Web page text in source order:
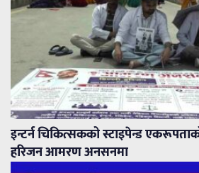
इन्टर्न चिकित्सकको स्टाइपेन्ड
हरिजन आमरण अनसनमा